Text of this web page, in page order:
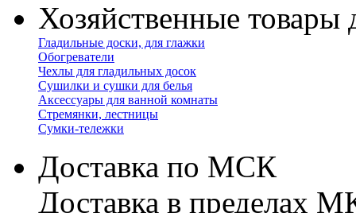
Хозяйственные товары
Гладильные доски, для глажки
Обогреватели
Чехлы для гладильных досок
Сушилки и сушки для белья
Аксессуары для ванной комнаты
Стремянки, лестницы
Сумки-тележки
Доставка по МСК
Доставка в пределах